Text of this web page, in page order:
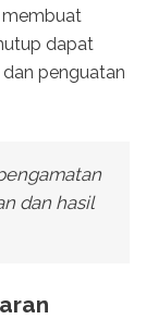
membuat
dapat
penguatan
dan hasil